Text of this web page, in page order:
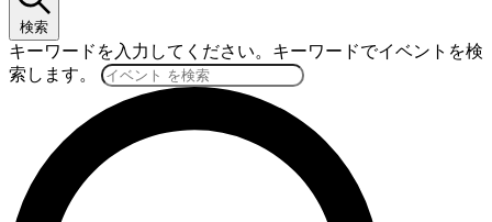
検索
キーワードを入力してください。キーワードでイベントを検
索します。